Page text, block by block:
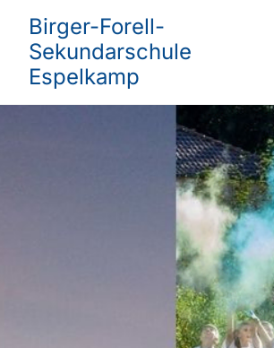
Birger-Forell-
Sekundarschule
Espelkamp